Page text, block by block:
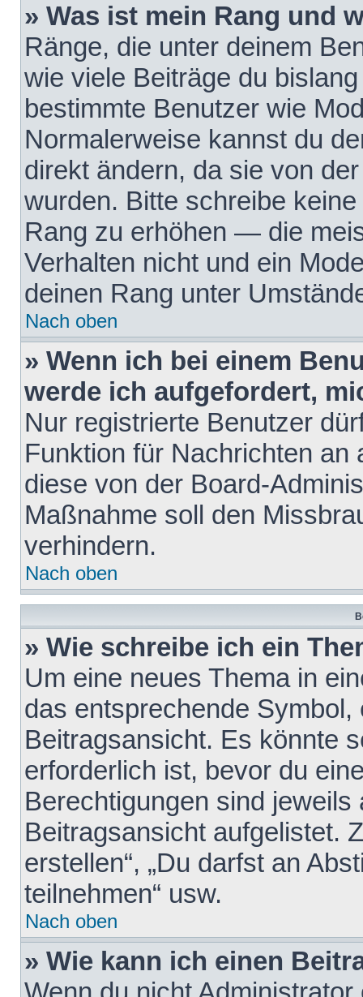
» Was ist mein Rang und
Ränge, die unter deinem
wie viele Beiträge du
bestimmte Benutzer wie
Normalerweise kannst du
direkt ändern, da sie von
wurden. Bitte schreibe
Rang zu erhöhen — die
Verhalten nicht und ein
deinen Rang unter
Nach oben
» Wenn ich bei einem
werde ich aufgefordert,
Nur registrierte Benutzer
Funktion für Nachrichten
diese von der Board-
Maßnahme soll den
verhindern.
Nach oben
» Wie schreibe ich ein
Um eine neues Thema in
das entsprechende
Beitragsansicht. Es könnte
erforderlich ist, bevor du
Berechtigungen sind
Beitragsansicht aufgelistet.
erstellen“, „Du darfst an
teilnehmen“ usw.
Nach oben
» Wie kann ich einen